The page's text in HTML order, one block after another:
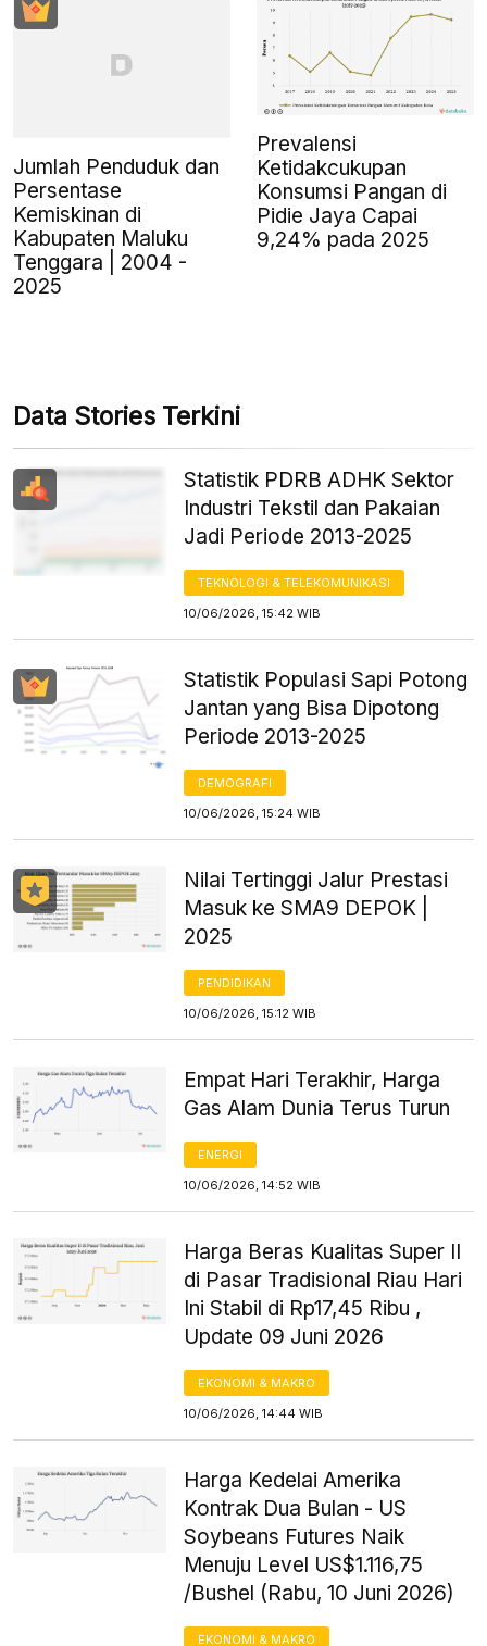
Jumlah Penduduk dan
Persentase
Kemiskinan di
Kabupaten Maluku
Tenggara | 2004 -
2025
Prevalensi
Ketidakcukupan
Konsumsi Pangan di
Pidie Jaya Capai
9,24% pada 2025
Data Stories Terkini
Statistik PDRB ADHK Sektor
Industri Tekstil dan Pakaian
Jadi Periode 2013-2025
TEKNOLOGI & TELEKOMUNIKASI
10/06/2026, 15:42 WIB
Statistik Populasi Sapi Potong
Jantan yang Bisa Dipotong
Periode 2013-2025
DEMOGRAFI
10/06/2026, 15:24 WIB
Nilai Tertinggi Jalur Prestasi
Masuk ke SMA9 DEPOK |
2025
PENDIDIKAN
10/06/2026, 15:12 WIB
Empat Hari Terakhir, Harga
Gas Alam Dunia Terus Turun
ENERGI
10/06/2026, 14:52 WIB
Harga Beras Kualitas Super II
di Pasar Tradisional Riau Hari
Ini Stabil di Rp17,45 Ribu ,
Update 09 Juni 2026
EKONOMI & MAKRO
10/06/2026, 14:44 WIB
Harga Kedelai Amerika
Kontrak Dua Bulan - US
Soybeans Futures Naik
Menuju Level US$1.116,75
/Bushel (Rabu, 10 Juni 2026)
EKONOMI & MAKRO